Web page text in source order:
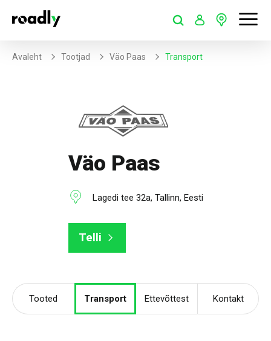
Avaleht Tootjad Väo Paas Transport
Väo Paas
Lagedi tee 32a, Tallinn, Eesti
Telli
Tooted Transport Ettevõttest Kontakt